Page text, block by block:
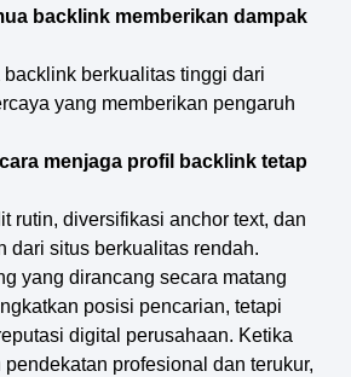
backlink memberikan dampak
backlink berkualitas tinggi dari
yang memberikan pengaruh
menjaga profil backlink tetap
rutin, diversifikasi anchor text, dan
dari situs berkualitas rendah.
yang dirancang secara matang
posisi pencarian, tetapi
digital perusahaan. Ketika
profesional dan terukur,